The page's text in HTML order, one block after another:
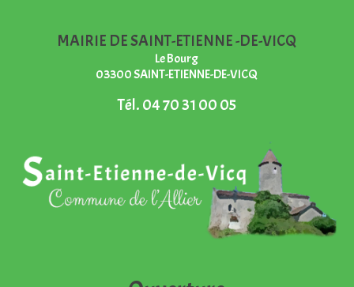
MAIRIE DE SAINT-ETIENNE -DE-VICQ
Le Bourg
03300 SAINT-ETIENNE-DE-VICQ
Tél. 04 70 31 00 05